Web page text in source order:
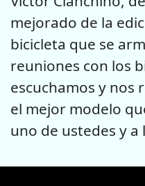
mejorado de la
bicicleta que se
reuniones con los
escuchamos y nos
el mejor modelo
uno de ustedes y a